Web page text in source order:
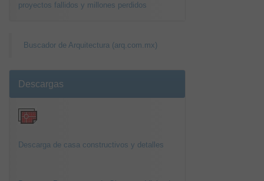
proyectos fallidos y millones perdidos
Buscador de Arquitectura (arq.com.mx)
Descargas
Descarga de casa constructivos y detalles